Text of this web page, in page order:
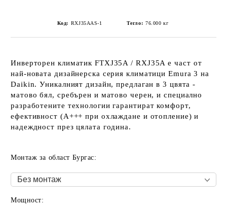
Код: RXJ35AAS-1 Тегло: 76.000 кг
Инверторен климатик FTXJ35A / RXJ35A е част от
най-новата дизайнерска серия климатици Emura 3 на
Daikin. Уникалният дизайн, предлаган в 3 цвята -
матово бял, сребърен и матово черен, и специално
разработените технологии гарантират комфорт,
ефективност (A+++ при охлаждане и отопление) и
надеждност през цялата година.
Монтаж за област Бургас:
Мощност: